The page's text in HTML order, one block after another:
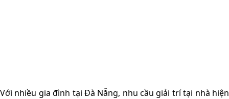
Với nhiều gia đình tại Đà Nẵng, nhu cầu giải trí tại nhà hiện